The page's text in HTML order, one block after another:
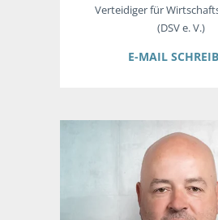
Verteidiger für
(DSV e. V.)
E-MAIL